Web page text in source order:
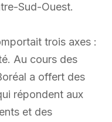
Sud-Ouest.
trois axes :
Au cours des
a offert des
répondent aux
et des